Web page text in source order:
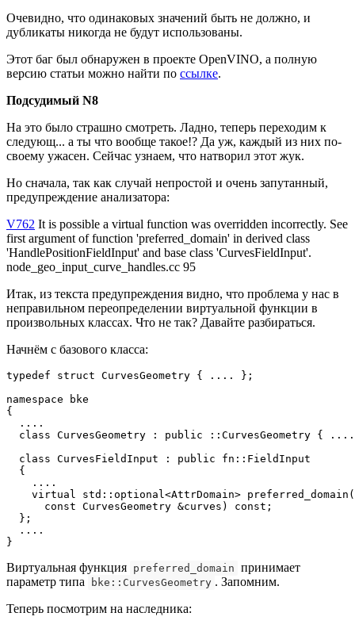
Очевидно, что одинаковых значений быть не должно, и
дубликаты никогда не будут использованы.
Этот баг был обнаружен в проекте OpenVINO, а полную
версию статьи можно найти по ссылке.
Подсудимый N8
На это было страшно смотреть. Ладно, теперь переходим к
следующ... а ты что вообще такое!? Да уж, каждый из них по-
своему ужасен. Сейчас узнаем, что натворил этот жук.
Но сначала, так как случай непростой и очень запутанный,
предупреждение анализатора:
V762 It is possible a virtual function was overridden incorrectly. See
first argument of function 'preferred_domain' in derived class
'HandlePositionFieldInput' and base class 'CurvesFieldInput'.
node_geo_input_curve_handles.cc 95
Итак, из текста предупреждения видно, что проблема у нас в
неправильном переопределении виртуальной функции в
произвольных классах. Что не так? Давайте разбираться.
Начнём с базового класса:
typedef struct CurvesGeometry { .... };
namespace bke
{
  ....
class CurvesGeometry : public ::CurvesGeometry {
  class CurvesFieldInput : public fn::FieldInput
  {
    ....
    virtual std::optional<AttrDomain> preferred_domain(
      const CurvesGeometry &curves) const;
  };
  ....
}
Виртуальная функция preferred_domain принимает
параметр типа
bke::CurvesGeometry . Запомним.
Теперь посмотрим на наследника: